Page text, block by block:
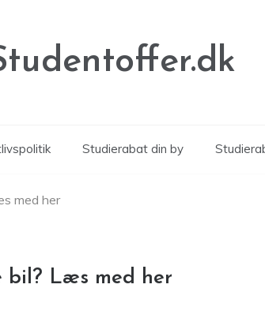
Studierabat din by
med her
bil? Læs med her